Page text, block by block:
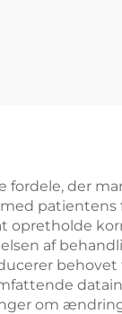
der
af
om